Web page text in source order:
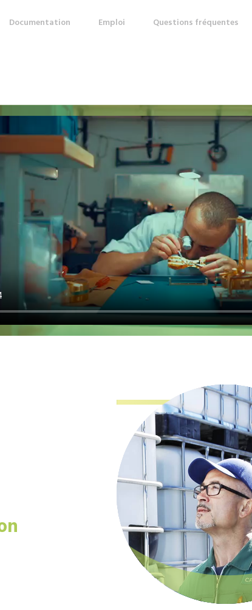
Documentation Emploi Questions fréquentes